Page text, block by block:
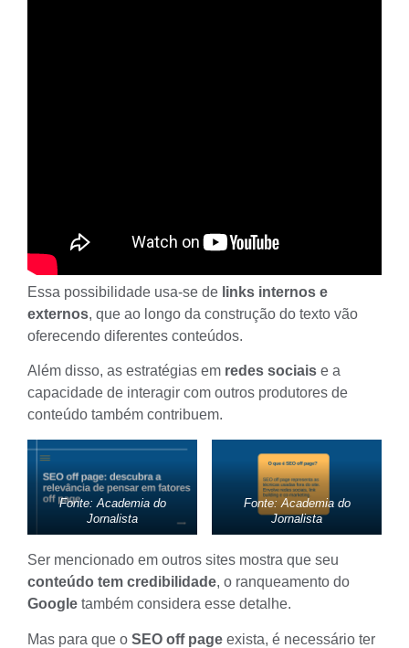
Essa possibilidade usa-se de links internos e
externos, que ao longo da construção do texto vão
oferecendo diferentes conteúdos.
Além disso, as estratégias em redes sociais e a
capacidade de interagir com outros produtores de
conteúdo também contribuem.
Fonte: Academia do
Jornalista
Fonte: Academia do
Jornalista
Ser mencionado em outros sites mostra que seu
conteúdo tem credibilidade, o ranqueamento do
Google também considera esse detalhe.
Mas para que o SEO off page exista, é necessário ter